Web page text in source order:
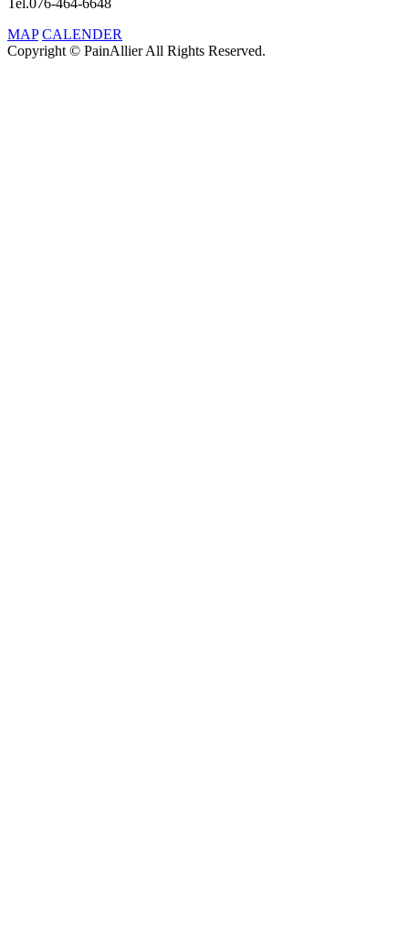
Tel.076-464-6648
MAP CALENDER
Copyright © PainAllier All Rights Reserved.